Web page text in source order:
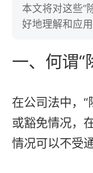
本文将对这些“
好地理解和应用
一、何谓“
在公司法中，
或豁免情况，
情况可以不受